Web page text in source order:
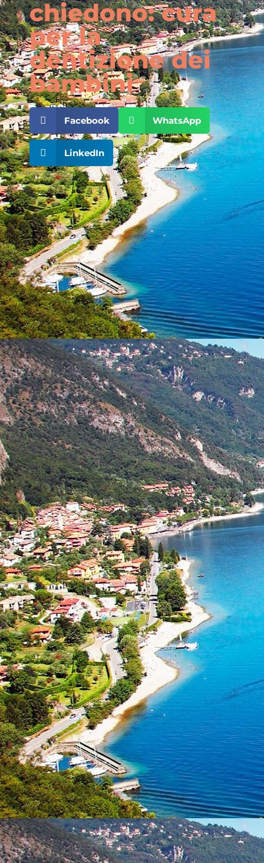
chiedono: cura
per la
dentizione dei
bambini
Facebook WhatsApp
LinkedIn